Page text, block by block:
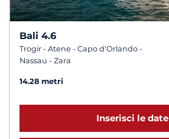
Bali 4.6
Trogir - Atene - Capo d'Orlando -
Nassau - Zara
14.28 metri
Inserisci le date